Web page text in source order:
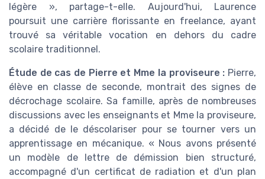
légère », partage-t-elle. Aujourd'hui, Laurence
poursuit une carrière florissante en freelance, ayant
trouvé sa véritable vocation en dehors du cadre
scolaire traditionnel.
Étude de cas de Pierre et Mme la proviseure : Pierre,
élève en classe de seconde, montrait des signes de
décrochage scolaire. Sa famille, après de nombreuses
discussions avec les enseignants et Mme la proviseure,
a décidé de le déscolariser pour se tourner vers un
apprentissage en mécanique. « Nous avons présenté
un modèle de lettre de démission bien structuré,
accompagné d'un certificat de radiation et d'un plan